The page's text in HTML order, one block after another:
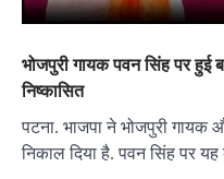
भोजपुरी गायक पवन सिंह पर हुई
निष्कासित
पटना. भाजपा ने भोजपुरी गायक
निकाल दिया है. पवन सिंह पर यह